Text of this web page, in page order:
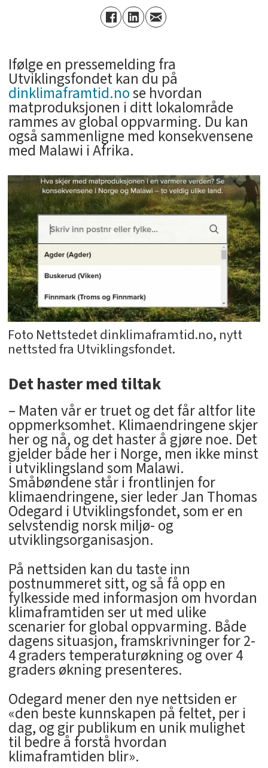
Ifølge en pressemelding fra
Utviklingsfondet kan du på
dinklimaframtid.nose hvordan
matproduksjonen i ditt lokalområde
rammes av global oppvarming. Du kan
også sammenligne med konsekvensene
med Malawi i Afrika.
Foto Nettstedet dinklimaframtid.no, nytt
nettsted fra Utviklingsfondet.
Det haster med tiltak
– Maten vår er truet og det får altfor lite
oppmerksomhet. Klimaendringene skjer
her og nå, og det haster å gjøre noe. Det
gjelder både her i Norge, men ikke minst
i utviklingsland som Malawi.
Småbøndene står i frontlinjen for
klimaendringene, sier leder Jan Thomas
Odegard i Utviklingsfondet, som er en
selvstendig norsk miljø- og
utviklingsorganisasjon.
På nettsiden kan du taste inn
postnummeret sitt, og så få opp en
fylkesside med informasjon om hvordan
klimaframtiden ser ut med ulike
scenarier for global oppvarming. Både
dagens situasjon, framskrivninger for 2-
4 graders temperaturøkning og over 4
graders økning presenteres.
Odegard mener den nye nettsiden er
«den beste kunnskapen på feltet, per i
dag, og gir publikum en unik mulighet
til bedre å forstå hvordan
klimaframtiden blir».